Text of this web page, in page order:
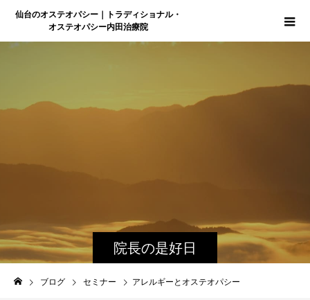
仙台のオステオパシー｜トラディショナル・
オステオパシー内田治療院
院長の是好日
ブログ セミナー アレルギーとオステオパシー